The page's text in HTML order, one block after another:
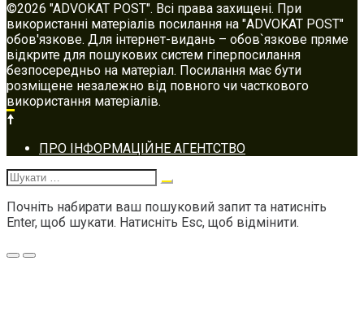
©2026 "ADVOKAT POST". Всі права захищені. При
використанні матеріалів посилання на "ADVOKAT POST"
обов'язкове. Для інтернет-видань – обов`язкове пряме
відкрите для пошукових систем гіперпосилання
безпосередньо на матеріал. Посилання має бути
розміщене незалежно від повного чи часткового
використання матеріалів.
Footer
navigation
ПРО ІНФОРМАЦІЙНЕ АГЕНТСТВО
Шукати:
Почніть набирати ваш пошуковий запит та натисніть
Enter, щоб шукати. Натисніть Esc, щоб відмінити.
Меню